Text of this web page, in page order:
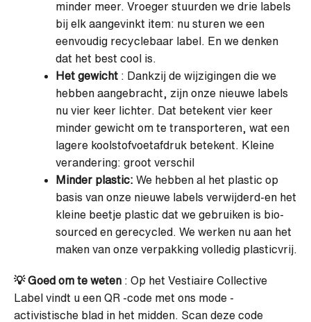
minder meer. Vroeger stuurden we drie labels
bij elk aangevinkt item: nu sturen we een
eenvoudig recyclebaar label. En we denken
dat het best cool is.
Het gewicht : Dankzij de wijzigingen die we
hebben aangebracht, zijn onze nieuwe labels
nu vier keer lichter. Dat betekent vier keer
minder gewicht om te transporteren, wat een
lagere koolstofvoetafdruk betekent. Kleine
verandering: groot verschil
Minder plastic: We hebben al het plastic op
basis van onze nieuwe labels verwijderd-en het
kleine beetje plastic dat we gebruiken is bio-
sourced en gerecycled. We werken nu aan het
maken van onze verpakking volledig plasticvrij.
💡Goed om te weten : Op het Vestiaire Collective
Label vindt u een QR -code met ons mode -
activistische blad in het midden. Scan deze code